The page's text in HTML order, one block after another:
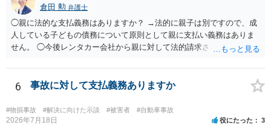
倉田 勲 弁護士
◯親に法的な支払義務はありますか？ →法的に親子は別ですので、成
人している子どもの債務について原則として親に支払い義務はありま
せん。 ◯今後レンタカー会社から親に対して法的請求される可能性は
低いでしょう。 ◯親である私は今後どう対応すべきでしょうか？ →債
権者に対してご自身は支払いを拒み、請求するのであれば本人に対し
6 事故に対して支払義務ありますか
#物損事故 #解決に向けた示談 #被害者 #自動車事故
2026年7月18日 役にたった 3